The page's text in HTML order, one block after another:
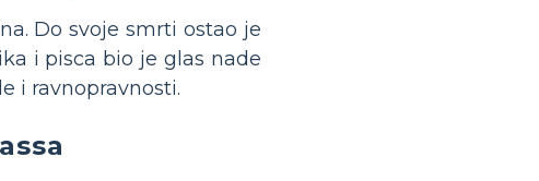
Do svoje smrti ostao je
i pisca bio je glas nade
i ravnopravnosti.